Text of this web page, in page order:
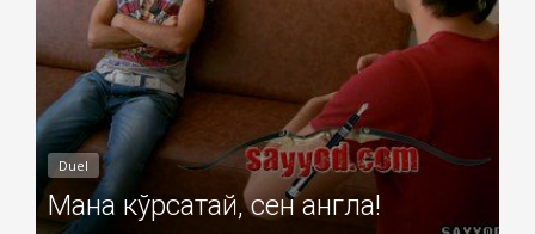
Duel
Мана кўрсатай, сен англа!